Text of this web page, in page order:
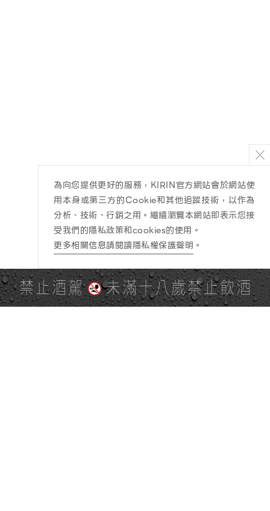
禁止酒駕 未滿十八歲禁止飲酒
為向您提供更好的服務，KIRIN官方網站會於網站使
用本身或第三方的Cookie和其他追蹤技術，以作為
分析、技術、行銷之用。繼續瀏覽本網站即表示您接
受我們的隱私政策和cookies的使用。
更多相關信息請閱讀隱私權保護聲明 。
PAGE TOP